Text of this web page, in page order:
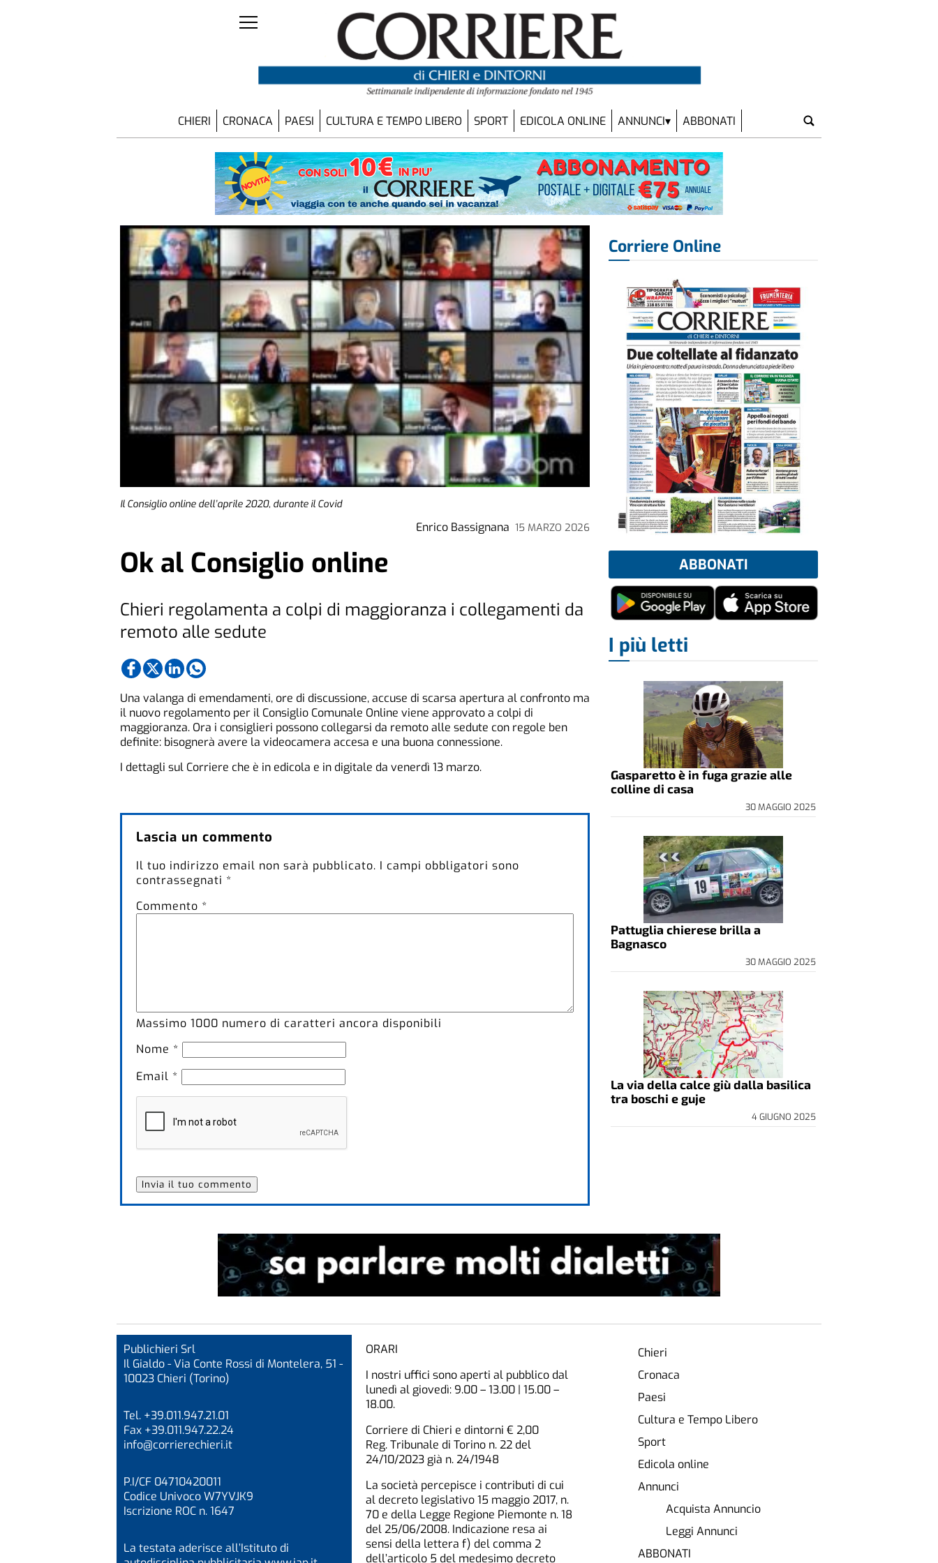
CHIERI CRONACA PAESI CULTURA E TEMPO LIBERO SPORT EDICOLA ONLINE ANNUNCI ABBONATI
Il Consiglio online dell’aprile 2020, durante il Covid
Enrico Bassignana 15 MARZO 2026
Ok al Consiglio online
Chieri regolamenta a colpi di maggioranza i collegamenti da
remoto alle sedute
Una valanga di emendamenti, ore di discussione, accuse di scarsa apertura al confronto ma
il nuovo regolamento per il Consiglio Comunale Online viene approvato a colpi di
maggioranza. Ora i consiglieri possono collegarsi da remoto alle sedute con regole ben
definite: bisognerà avere la videocamera accesa e una buona connessione.
I dettagli sul Corriere che è in edicola e in digitale da venerdì 13 marzo.
Lascia un commento
Il tuo indirizzo email non sarà pubblicato. I campi obbligatori sono
contrassegnati *
Commento *
Massimo 1000 numero di caratteri ancora disponibili
Nome *
Email *
Corriere Online
ABBONATI
I più letti
Gasparetto è in fuga grazie alle
colline di casa
30 MAGGIO 2025
Pattuglia chierese brilla a
Bagnasco
30 MAGGIO 2025
La via della calce giù dalla basilica
tra boschi e guje
4 GIUGNO 2025
Publichieri Srl
Il Gialdo - Via Conte Rossi di Montelera, 51 -
10023 Chieri (Torino)
Tel. +39.011.947.21.01
Fax +39.011.947.22.24
info@corrierechieri.it
P.I/CF 04710420011
Codice Univoco W7YVJK9
Iscrizione ROC n. 1647
La testata aderisce all’Istituto di
ORARI
I nostri uffici sono aperti al pubblico dal
lunedì al giovedì: 9.00 – 13.00 | 15.00 –
18.00.
Corriere di Chieri e dintorni € 2,00
Reg. Tribunale di Torino n. 22 del
24/10/2023 già n. 24/1948
La società percepisce i contributi di cui
al decreto legislativo 15 maggio 2017, n.
70 e della Legge Regione Piemonte n. 18
del 25/06/2008. Indicazione resa ai
sensi della lettera f) del comma 2
dell’articolo 5 del medesimo decreto
Chieri
Cronaca
Paesi
Cultura e Tempo Libero
Sport
Edicola online
Annunci
Acquista Annuncio
Leggi Annunci
ABBONATI